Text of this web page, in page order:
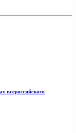
всероссийского